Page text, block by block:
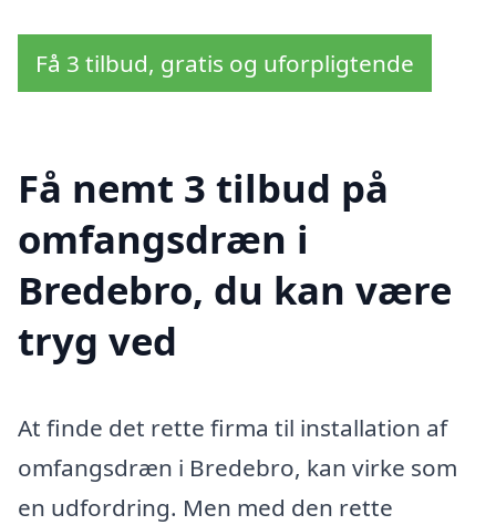
Få 3 tilbud, gratis og uforpligtende
Få nemt 3 tilbud på
omfangsdræn i
Bredebro, du kan være
tryg ved
At finde det rette firma til installation af
omfangsdræn i Bredebro, kan virke som
en udfordring. Men med den rette